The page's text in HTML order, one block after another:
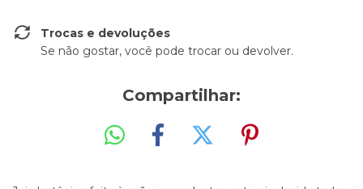
Trocas e devoluções
Se não gostar, você pode trocar ou devolver.
Compartilhar: